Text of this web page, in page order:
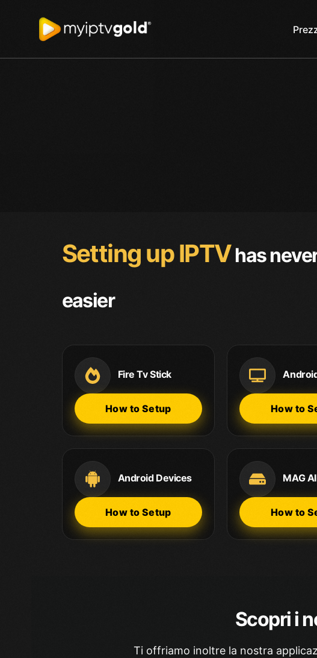
Setting up IPTVhas
easier
Fire Tv Stick
How to Setup How to
Android Devices
How to Setup
MAG
How to
Scopri i
Ti offriamo inoltre la nostra